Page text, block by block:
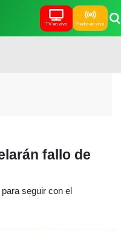
TV en vivo Radio en vivo
fallo de
seguir con el